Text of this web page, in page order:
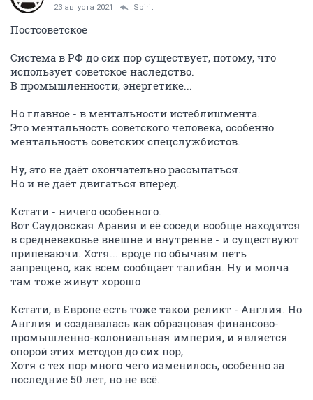
23 августа 2021 Spirit
Постсоветское
Система в РФ до сих пор существует, потому, что
использует советское наследство.
В промышленности, энергетике...
Но главное - в ментальности истеблишмента.
Это ментальность советского человека, особенно
ментальность советских спецслужбистов.
Ну, это не даёт окончательно рассыпаться.
Но и не даёт двигаться вперёд.
Кстати - ничего особенного.
Вот Саудовская Аравия и её соседи вообще находятся
в средневековье внешне и внутренне - и существуют
припеваючи. Хотя... вроде по обычаям петь
запрещено, как всем сообщает талибан. Ну и молча
там тоже живут хорошо
Кстати, в Европе есть тоже такой реликт - Англия. Но
Англия и создавалась как образцовая финансово-
промышленно-колониальная империя, и является
опорой этих методов до сих пор,
Хотя с тех пор много чего изменилось, особенно за
последние 50 лет, но не всё.